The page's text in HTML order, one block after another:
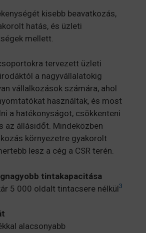
kisebb beavatkozás,
hatás, és üzleti
mellett.
tervezett üzleti
a nagyvállalatokig
vállalkozások számára, ahol
használtak, és most
a hatékonyságot, csökkenteni
az állásidőt. Mindeközben
környezetre gyakorolt
lesz a cég a CSR terén.
tintakapacitása
5 000 oldalt tintacsere nélkül3
alacsonyabb